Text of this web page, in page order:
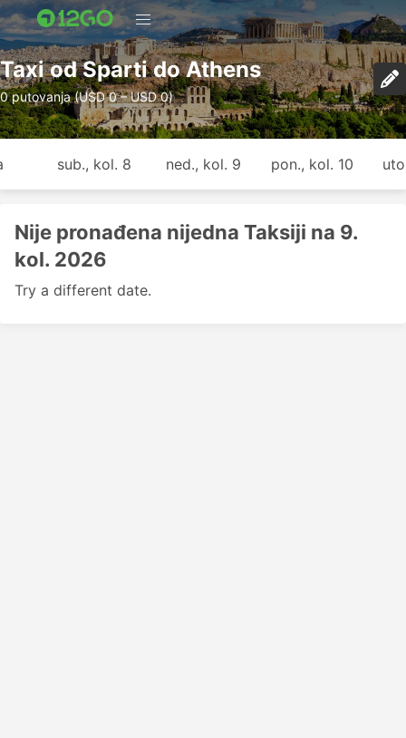
Taxi od Sparti do Athens
0 putovanja (USD 0 – USD 0)
sub., kol. 8 ned., kol. 9 pon., kol. 10
Nije pronađena nijedna Taksiji na 9.
kol. 2026
Try a different date.